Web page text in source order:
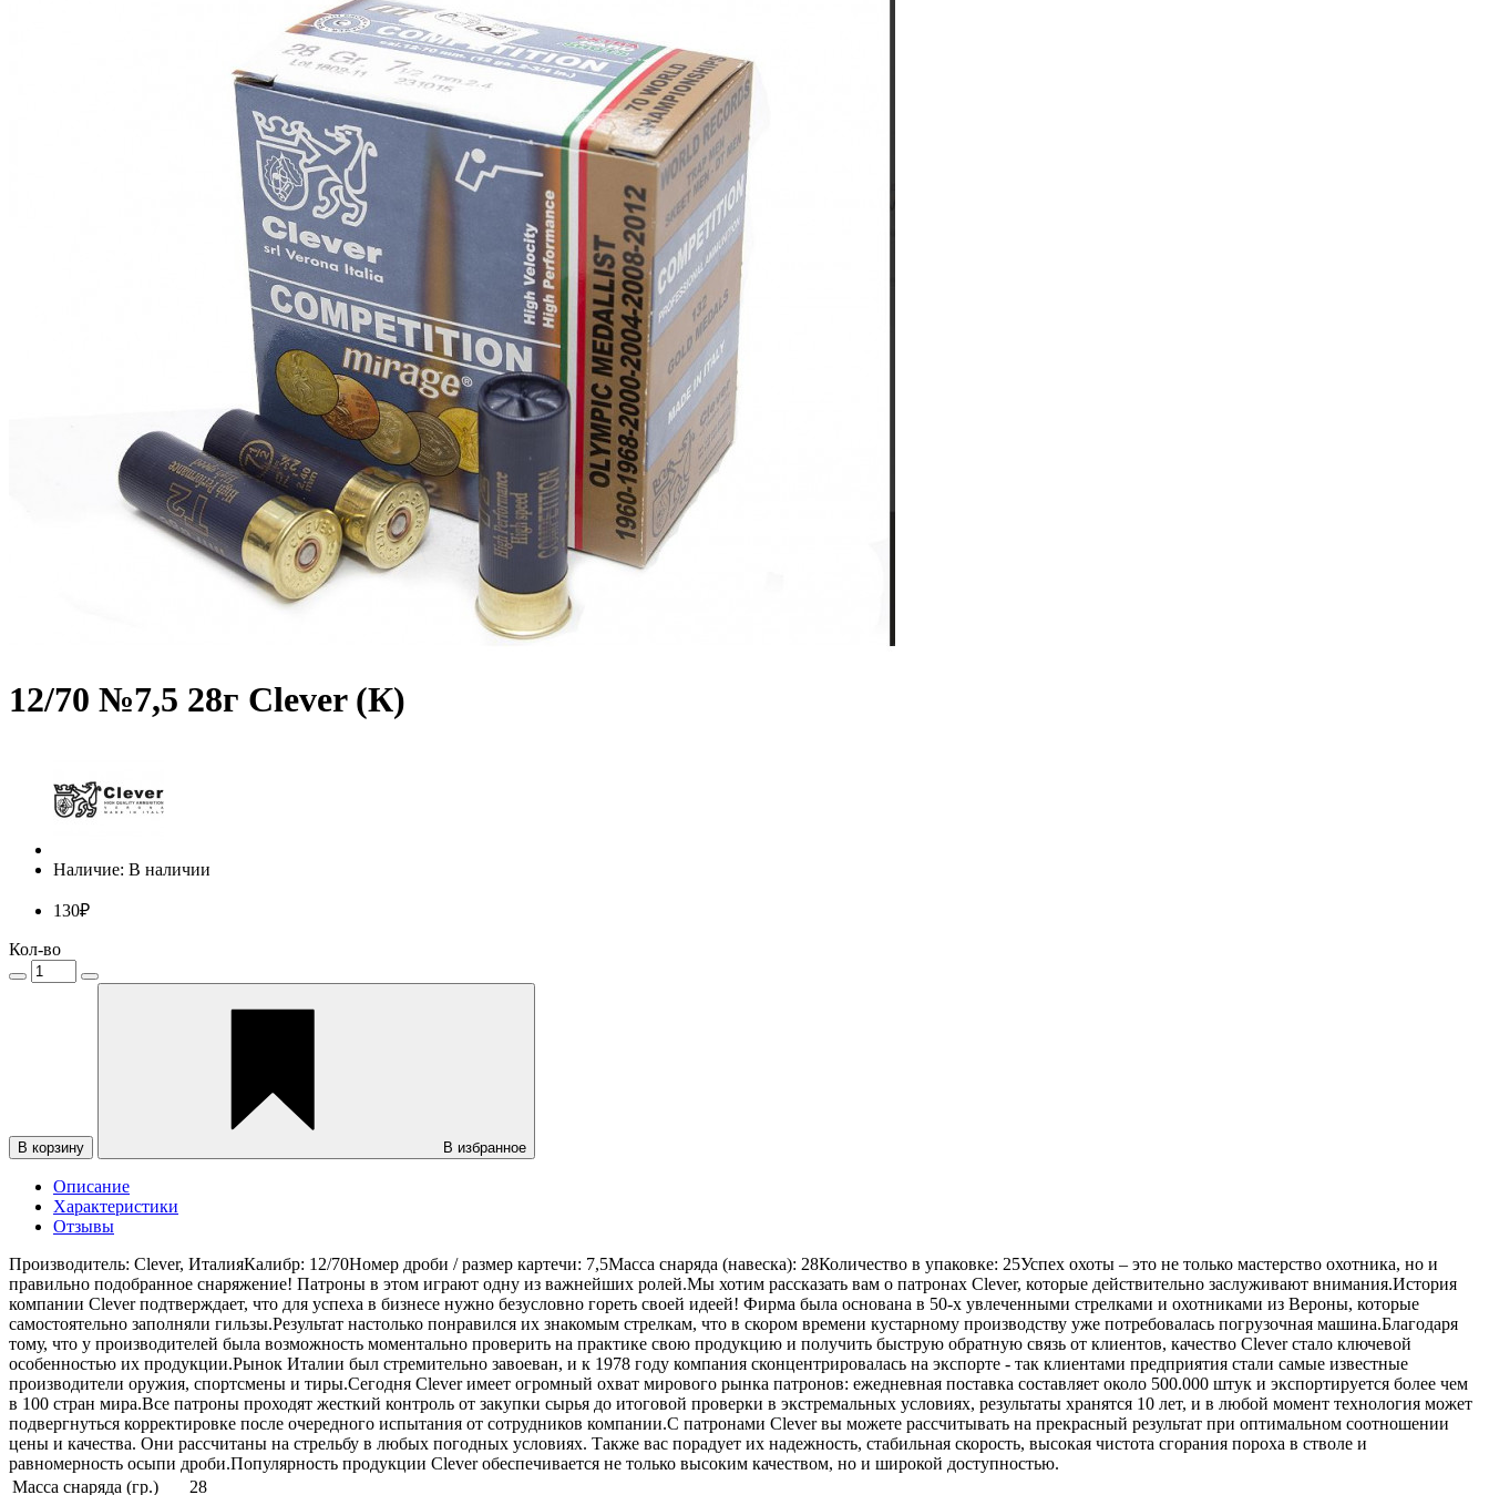
12/70 №7,5 28г Clever (К)
Наличие: В наличии
130₽
Кол-во
В корзину В избранное
Описание
Характеристики
Отзывы
Производитель: Clever, ИталияКалибр: 12/70Номер дроби / размер картечи: 7,5Масса снаряда (навеска): 28Количество в упаковке: 25Успех охоты – это не только мастерство охотника, но и
правильно подобранное снаряжение! Патроны в этом играют одну из важнейших ролей.Мы хотим рассказать вам о патронах Clever, которые действительно заслуживают внимания.История
компании Clever подтверждает, что для успеха в бизнесе нужно безусловно гореть своей идеей! Фирма была основана в 50-х увлеченными стрелками и охотниками из Вероны, которые
самостоятельно заполняли гильзы.Результат настолько понравился их знакомым стрелкам, что в скором времени кустарному производству уже потребовалась погрузочная машина.Благодаря
тому, что у производителей была возможность моментально проверить на практике свою продукцию и получить быструю обратную связь от клиентов, качество Clever стало ключевой
особенностью их продукции.Рынок Италии был стремительно завоеван, и к 1978 году компания сконцентрировалась на экспорте - так клиентами предприятия стали самые известные
производители оружия, спортсмены и тиры.Сегодня Clever имеет огромный охват мирового рынка патронов: ежедневная поставка составляет около 500.000 штук и экспортируется более чем
в 100 стран мира.Все патроны проходят жесткий контроль от закупки сырья до итоговой проверки в экстремальных условиях, результаты хранятся 10 лет, и в любой момент технология может
подвергнуться корректировке после очередного испытания от сотрудников компании.С патронами Clever вы можете рассчитывать на прекрасный результат при оптимальном соотношении
цены и качества. Они рассчитаны на стрельбу в любых погодных условиях. Также вас порадует их надежность, стабильная скорость, высокая чистота сгорания пороха в стволе и
равномерность осыпи дроби.Популярность продукции Clever обеспечивается не только высоким качеством, но и широкой доступностью.
Масса снаряда (гр.)
28